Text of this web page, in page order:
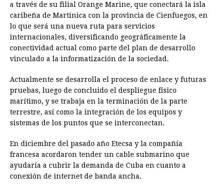
a través de su filial Orange Marine, que conectará la isla
caribeña de Martinica con la provincia de Cienfuegos, en
lo que será una nueva ruta para servicios
internacionales, diversificando geográficamente la
conectividad actual como parte del plan de desarrollo
vinculado a la informatización de la sociedad.
Actualmente se desarrolla el proceso de enlace y futuras
pruebas, luego de concluido el despliegue físico
marítimo, y se trabaja en la terminación de la parte
terrestre, así como la integración de los equipos y
sistemas de los puntos que se interconectan.
En diciembre del pasado año Etecsa y la compañía
francesa acordaron tender un cable submarino que
ayudaría a cubrir la demanda de Cuba en cuanto a
conexión de internet de banda ancha.